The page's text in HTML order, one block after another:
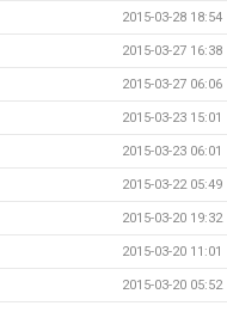
2015-03-28 18:54
2015-03-27 16:38
2015-03-27 06:06
2015-03-23 15:01
2015-03-23 06:01
2015-03-22 05:49
2015-03-20 19:32
2015-03-20 11:01
2015-03-20 05:52